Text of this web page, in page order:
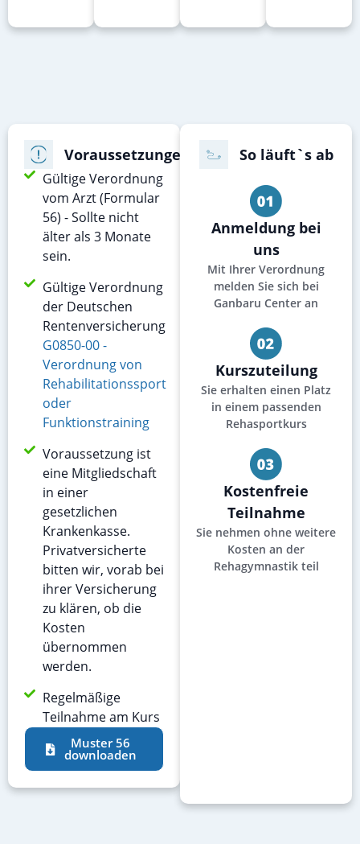
Voraussetzungen
Gültige Verordnung
vom Arzt (Formular
56) - Sollte nicht
älter als 3 Monate
sein.
Gültige Verordnung
der Deutschen
Rentenversicherung
G0850-00 -
Verordnung von
Rehabilitationssport
oder
Funktionstraining
Voraussetzung ist
eine Mitgliedschaft
in einer
gesetzlichen
Krankenkasse.
Privatversicherte
bitten wir, vorab bei
ihrer Versicherung
zu klären, ob die
Kosten
übernommen
werden.
Regelmäßige
Teilnahme am Kurs
Muster 56
downloaden
So läuft`s ab
Anmeldung bei
uns
Mit Ihrer Verordnung
melden Sie sich bei
Ganbaru Center an
Kurszuteilung
Sie erhalten einen Platz
in einem passenden
Rehasportkurs
Kostenfreie
Teilnahme
Sie nehmen ohne weitere
Kosten an der
Rehagymnastik teil